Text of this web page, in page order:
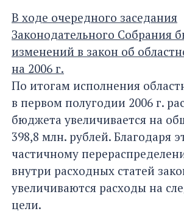
В ходе очередного заседания
Законодательного Собрания
изменений в закон об
на 2006 г.
По итогам исполнения
в первом полугодии 2006 г.
бюджета увеличивается на
398,8 млн. рублей. Благодаря
частичному
внутри расходных статей
увеличиваются расходы на
цели.